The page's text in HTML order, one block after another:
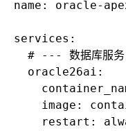
name: oracle-
services:
# --- 数据库服
  oracle26ai:
image:
restart: